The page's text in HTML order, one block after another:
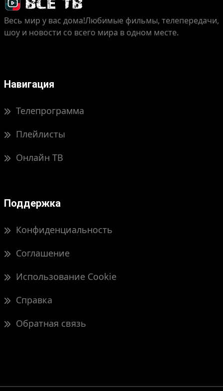
Весь мир у вас дома!Любимые фильмы, телепередачи,
шоу и новости со всего мира в одном месте.
Навигация
Телепрограмма
Плейлисты
Онлайн ТВ
Поддержка
Конфиденциальность
Соглашение
Использование Cookie
Справка
Обратная связь